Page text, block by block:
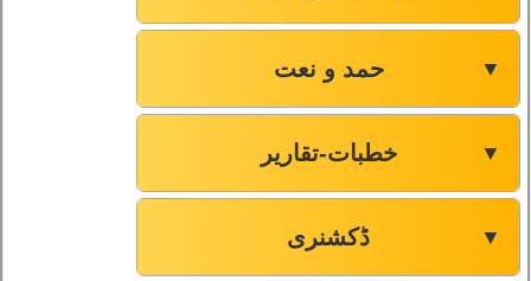
حمد و نعت ▼
خطبات-تقاریر ▼
ڈکشنری ▼